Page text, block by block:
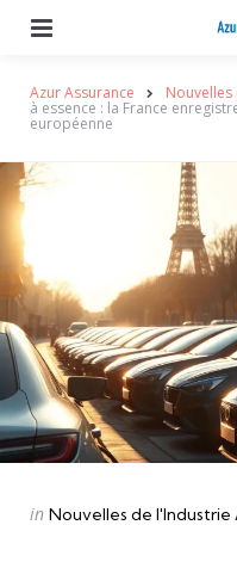
Azur Assurance
à essence : la France
européenne
Categories
Posted
in Nouvelles de